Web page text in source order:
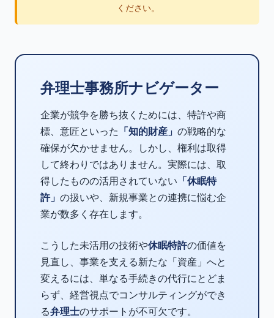
ください。
弁理士事務所ナビゲーター
企業が競争を勝ち抜くためには、特許や商
標、意匠といった 「知的財産」 の戦略的な
確保が欠かせません。しかし、権利は取得
して終わりではありません。実際には、取
得したものの活用されていない 「休眠特
許」 の扱いや、新規事業との連携に悩む企
業が数多く存在します。
こうした未活用の技術や休眠特許の価値を
見直し、事業を支える新たな「資産」へと
変えるには、単なる手続きの代行にとどま
らず、経営視点でコンサルティングができ
る弁理士のサポートが不可欠です。